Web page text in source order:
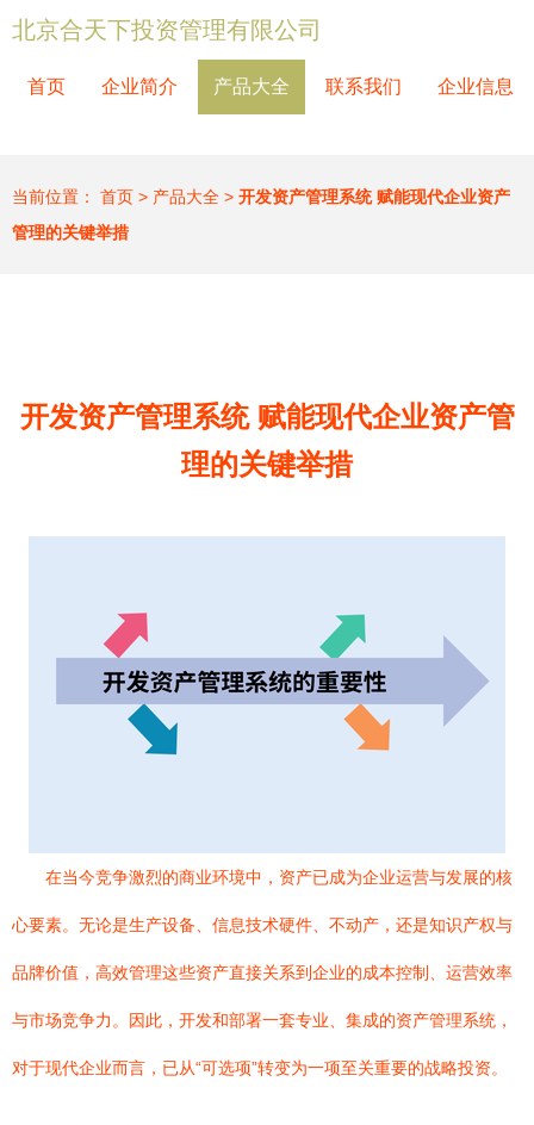
北京合天下投资管理有限公司
首页 企业简介 产品大全 联系我们 企业信息
当前位置： 首页 > 产品大全 > 开发资产管理系统 赋能现代企业资产
管理的关键举措
开发资产管理系统 赋能现代企业资产管
理的关键举措
在当今竞争激烈的商业环境中，资产已成为企业运营与发展的核
心要素。无论是生产设备、信息技术硬件、不动产，还是知识产权与
品牌价值，高效管理这些资产直接关系到企业的成本控制、运营效率
与市场竞争力。因此，开发和部署一套专业、集成的资产管理系统，
对于现代企业而言，已从“可选项”转变为一项至关重要的战略投资。